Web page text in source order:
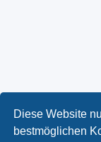
Diese Website
bestmöglichen